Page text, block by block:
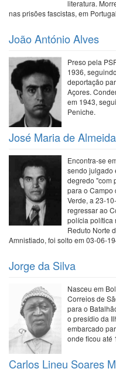
literatura.
nas prisões fascistas, em
João António Alves
Preso pela
1936,
deportação
Açores.
em 1943,
Peniche.
José Maria de
Encontra-se
sendo julgado
degredo "com
para o Campo
Verde, a 23-
regressar ao
polícia política
Reduto Norte
Amnistiado, foi solto em 03-06-
Jorge da Silva
Nasceu em
Correios de
para o
o presídio da
embarcado
onde ficou até
Carlos Lineu Soares